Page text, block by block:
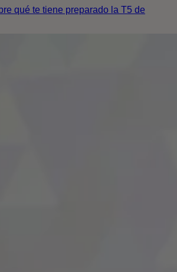
qué te tiene preparado la T5 de